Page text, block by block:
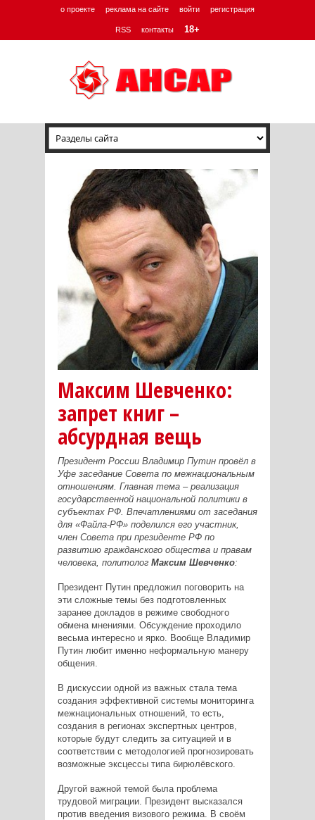
о проекте реклама на сайте войти регистрация
RSS контакты 18+
Максим Шевченко:
запрет книг –
абсурдная вещь
Президент России Владимир Путин провёл в
Уфе заседание Совета по межнациональным
отношениям. Главная тема – реализация
государственной национальной политики в
субъектах РФ. Впечатлениями от заседания
для «Файла-РФ» поделился его участник,
член Совета при президенте РФ по
развитию гражданского общества и правам
человека, политолог Максим Шевченко:
Президент Путин предложил поговорить на
эти сложные темы без подготовленных
заранее докладов в режиме свободного
обмена мнениями. Обсуждение проходило
весьма интересно и ярко. Вообще Владимир
Путин любит именно неформальную манеру
общения.
В дискуссии одной из важных стала тема
создания эффективной системы мониторинга
межнациональных отношений, то есть,
создания в регионах экспертных центров,
которые будут следить за ситуацией и в
соответствии с методологией прогнозировать
возможные эксцессы типа бирюлёвского.
Другой важной темой была проблема
трудовой миграции. Президент высказался
против введения визового режима. В своём